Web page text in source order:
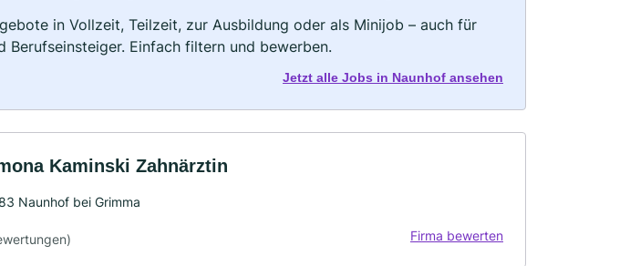
in Vollzeit, Teilzeit, zur Ausbildung oder als Minijob – auch für
Berufseinsteiger. Einfach filtern und bewerben.
Jetzt alle Jobs in Naunhof ansehen
Kaminski Zahnärztin
Naunhof bei Grimma
Firma bewerten